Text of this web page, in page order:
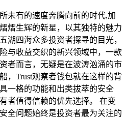
未有的速度奔腾向前的时代,加
熠生辉的新星，以其独特的魅力
湖四海众多投资者探寻的目光，
与收益交织的新兴领域中，一款
者而言，无疑是在波涛汹涌的市
，Trust观察者钱包就在这样的背
一格的功能和出类拔萃的安全
者值得信赖的优先选择。 在变
全问题始终是投资者最为关注的